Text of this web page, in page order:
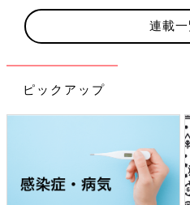
連載
ピックアップ